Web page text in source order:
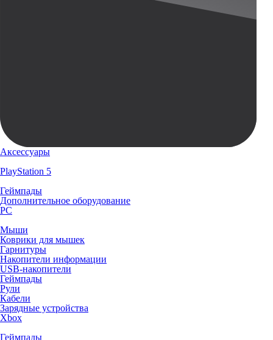
Аксессуары
PlayStation 5
Геймпады
Дополнительное оборудование
PC
Мыши
Коврики для мышек
Гарнитуры
Накопители информации
USB-накопители
Геймпады
Рули
Кабели
Зарядные устройства
Xbox
Геймпады